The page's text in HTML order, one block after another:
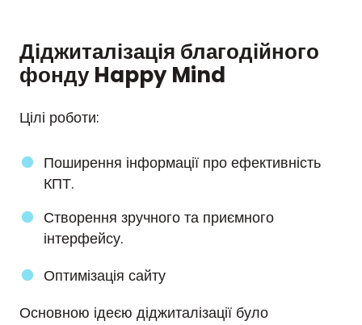
Діджиталізація благодійного
фонду Happy Mind
Цілі роботи:
Поширення інформації про ефективність
КПТ.
Створення зручного та приємного
інтерфейсу.
Оптимізація сайту
Основною ідеєю діджиталізації було